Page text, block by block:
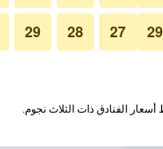
صور لـ هوتل متروبول 29
27
28
29
الفنادق ذات الثلاث نجوم.